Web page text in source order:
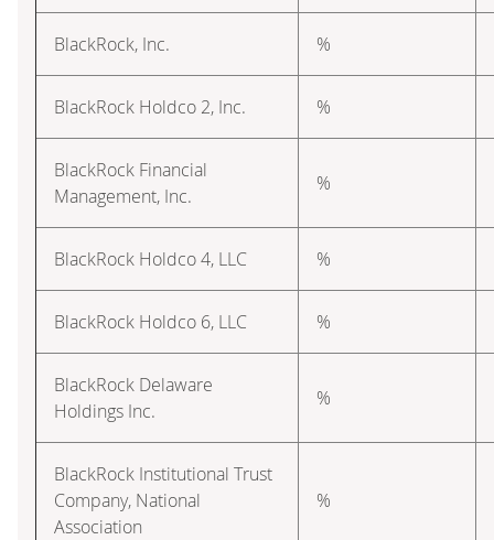
BlackRock, Inc. %
BlackRock Holdco 2, Inc. %
BlackRock Financial
Management, Inc.
%
BlackRock Holdco 4, LLC %
BlackRock Holdco 6, LLC %
BlackRock Delaware
Holdings Inc.
%
BlackRock Institutional Trust
Company, National
Association
%